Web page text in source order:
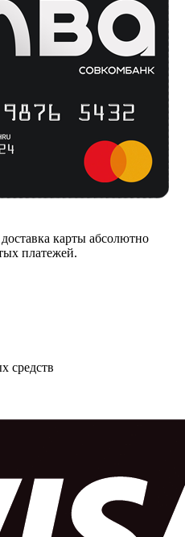
карты абсолютно
платежей.
средств